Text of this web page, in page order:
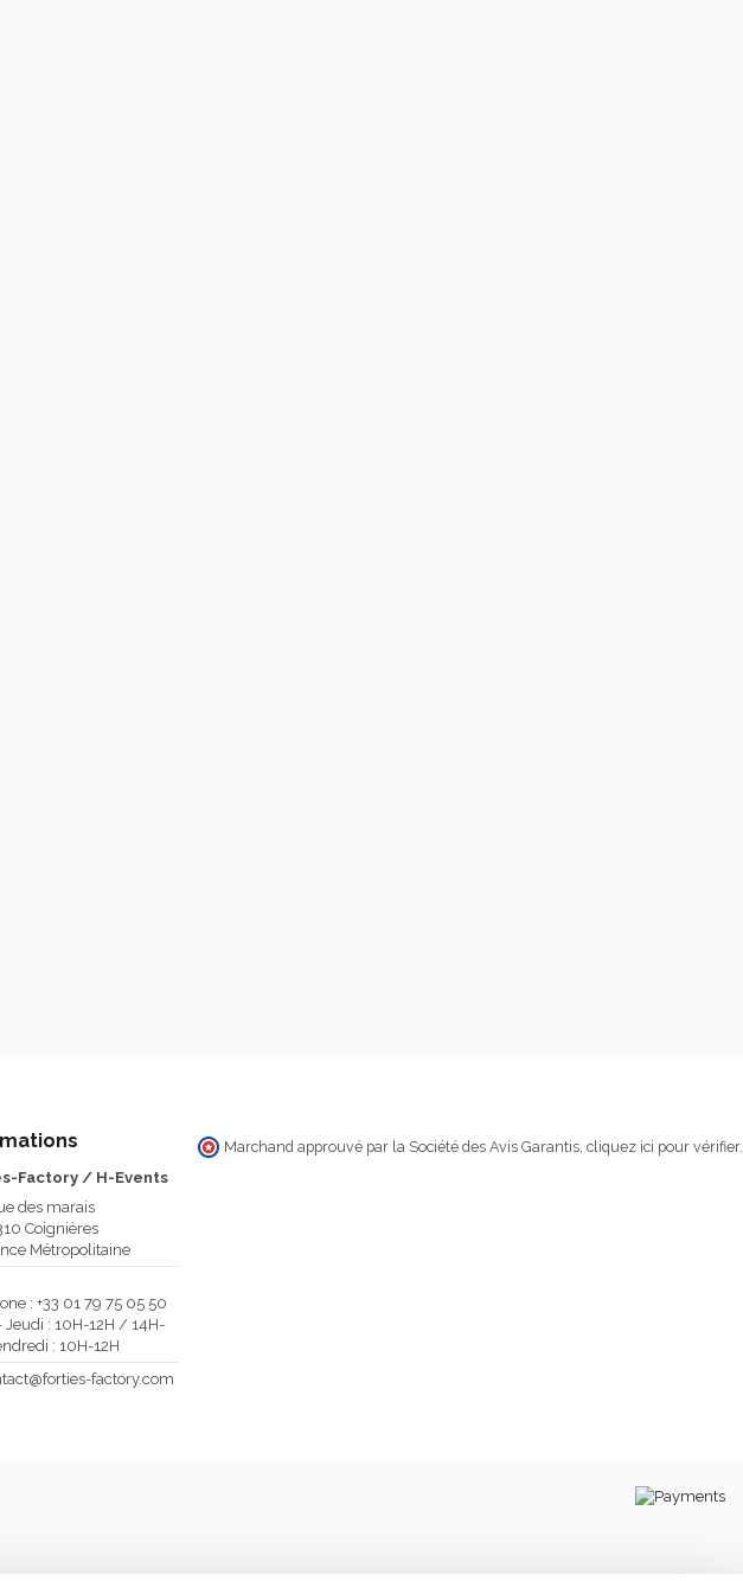
Factory / H-Events
des marais
Coignières
Métropolitaine
: +33 01 79 75 05 50
Jeudi : 10H-12H / 14H-
: 10H-12H
factory.com
Marchand approuvé par la Société des Avis Garantis, cliquez ici pour vérifier.